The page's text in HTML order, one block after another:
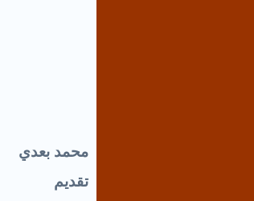
محمد بعدي
تقديم